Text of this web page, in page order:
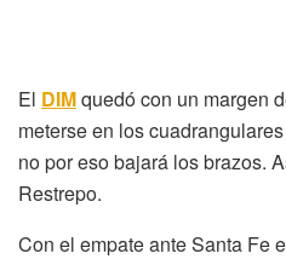
El DIMquedó con un margen
meterse en los
no por eso bajará los brazos.
Restrepo.
Con el empate ante Santa Fe